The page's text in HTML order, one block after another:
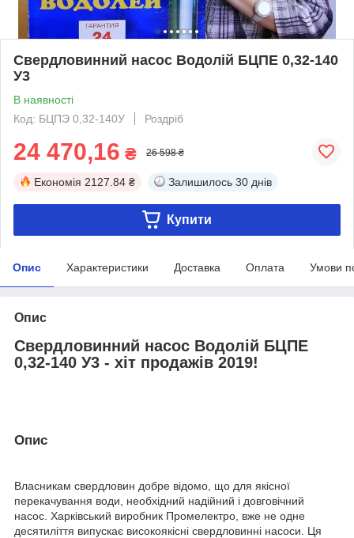
Свердловинний насос Водолій БЦПЕ 0,32-140
У3
В наявності
Код: БЦПЭ 0,32-140У
Роздріб
24 470,16 ₴ 26 598 ₴
Економія 2127.84 ₴ Залишилось 30 днів
Купити
Опис Характеристики Доставка Оплата Умови
Опис
Свердловинний насос Водолій БЦПЕ
0,32-140 У3 - хіт продажів 2019!
Опис
Власникам свердловин добре відомо, що для якісної
перекачування води, необхідний надійний і довговічний
насос. Харківський виробник Промелектро, вже не одне
десятиліття випускає високоякісні свердловинні насоси. Ця